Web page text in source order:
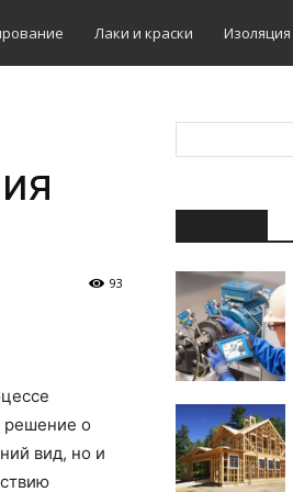
Лаки и краски Изоляция
93
решение о
вид, но и